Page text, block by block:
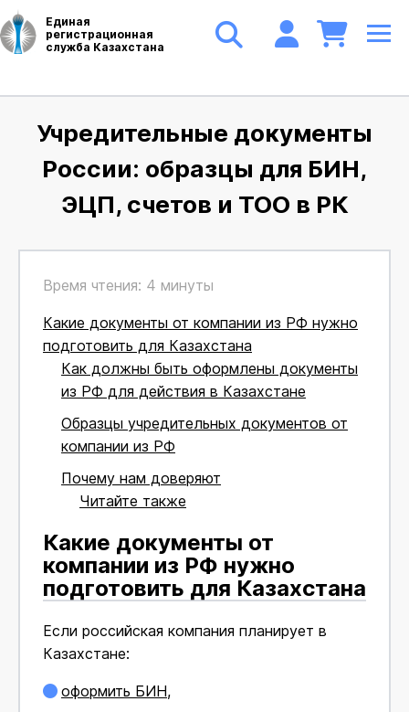
Единая
регистрационная
служба Казахстана
Учредительные документы
России: образцы для БИН,
ЭЦП, счетов и ТОО в РК
Время чтения: 4 минуты
Какие документы от компании из РФ нужно
подготовить для Казахстана
Как должны быть оформлены документы
из РФ для действия в Казахстане
Образцы учредительных документов от
компании из РФ
Почему нам доверяют
Читайте также
Какие документы от
компании из РФ нужно
подготовить для Казахстана
Если российская компания планирует в
Казахстане:
оформить БИН,